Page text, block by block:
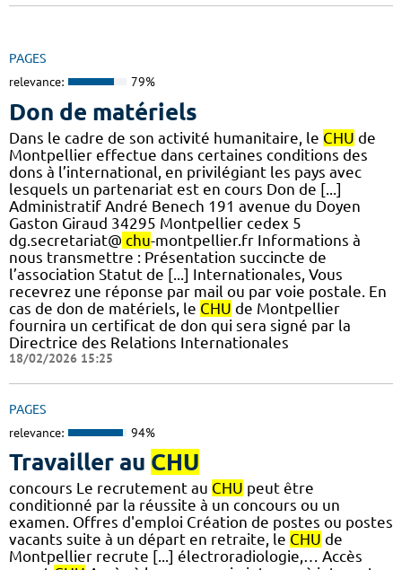
PAGES
relevance: 79%
Don de matériels
Dans le cadre de son activité humanitaire, le CHU de
Montpellier effectue dans certaines conditions des
dons à l’international, en privilégiant les pays avec
lesquels un partenariat est en cours Don de [...]
Administratif André Benech 191 avenue du Doyen
Gaston Giraud 34295 Montpellier cedex 5
dg.secretariat@ chu-montpellier.fr Informations à
nous transmettre : Présentation succincte de
l’association Statut de [...] Internationales, Vous
recevrez une réponse par mail ou par voie postale. En
cas de don de matériels, le CHU de Montpellier
fournira un certificat de don qui sera signé par la
Directrice des Relations Internationales
18/02/2026 15:25
PAGES
relevance: 94%
Travailler au CHU
concours Le recrutement au CHU peut être
conditionné par la réussite à un concours ou un
examen. Offres d'emploi Création de postes ou postes
vacants suite à un départ en retraite, le CHU de
Montpellier recrute [...] électroradiologie,… Accès